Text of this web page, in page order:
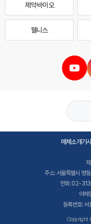
제약·바이오
웰니스
매체소개기
주소: 서울특별시 영
전화: 02-
이
등록번호:
Copyright